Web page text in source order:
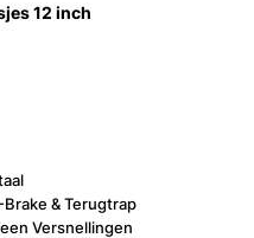
12 inch
Brake & Terugtrap
Versnellingen